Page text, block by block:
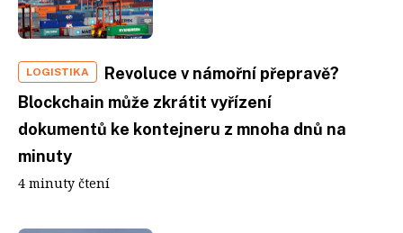
LOGISTIKA
Revoluce v námořní přepravě?
Blockchain může zkrátit vyřízení
dokumentů ke kontejneru z mnoha dnů na
minuty
4 minuty čtení